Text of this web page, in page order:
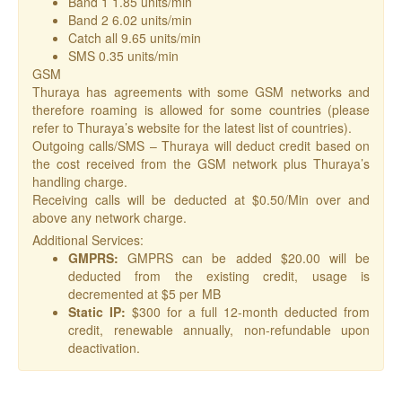
Band 2 6.02 units/min
Catch all 9.65 units/min
SMS 0.35 units/min
GSM
Thuraya has agreements with some GSM networks and
therefore roaming is allowed for some countries (please
refer to Thuraya’s website for the latest list of countries).
Outgoing calls/SMS – Thuraya will deduct credit based on
the cost received from the GSM network plus Thuraya’s
handling charge.
Receiving calls will be deducted at $0.50/Min over and
above any network charge.
Additional Services:
GMPRS: GMPRS can be added $20.00 will be
deducted from the existing credit, usage is
decremented at $5 per MB
Static IP: $300 for a full 12-month deducted from
credit, renewable annually, non-refundable upon
deactivation.